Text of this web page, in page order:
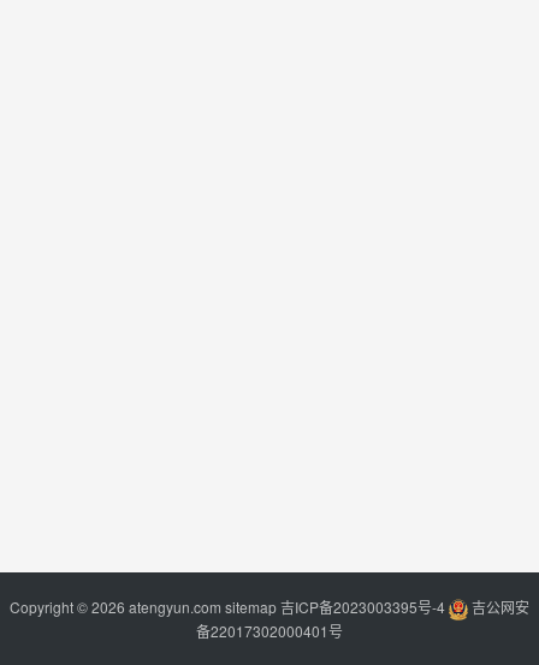
Copyright © 2026 atengyun.com sitemap吉ICP备2023003395号-4
吉公网安
备22017302000401号